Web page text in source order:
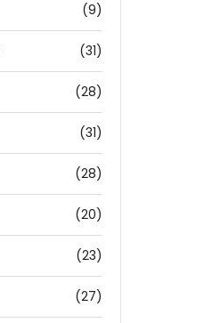
(9)
(31)
(28)
(31)
(28)
(20)
(23)
(27)